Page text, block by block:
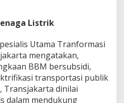
Listrik
Utama Tranformasi
mengatakan,
BBM bersubsidi,
transportasi publik
Transjakarta dinilai
dalam mendukung